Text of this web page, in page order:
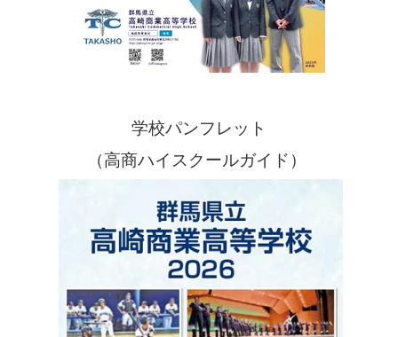
学校パンフレット
（高商ハイスクールガイド）